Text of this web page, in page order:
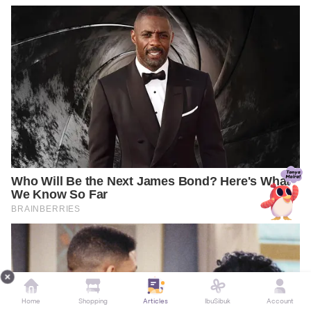
Home Shopping Articles IbuSibuk Account